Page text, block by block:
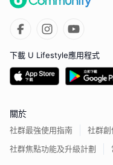
下載 U Lifestyle應用程式
關於
社群最強使用指南
社群創
社群焦點功能及升級計劃